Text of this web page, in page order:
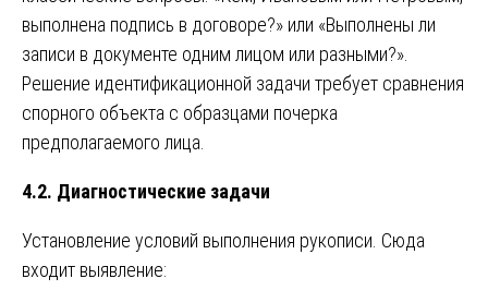
выполнена подпись в договоре?» или «Выполнены ли
записи в документе одним лицом или разными?».
Решение идентификационной задачи требует сравнения
спорного объекта с образцами почерка
предполагаемого лица.
4.2. Диагностические задачи
Установление условий выполнения рукописи. Сюда
входит выявление: